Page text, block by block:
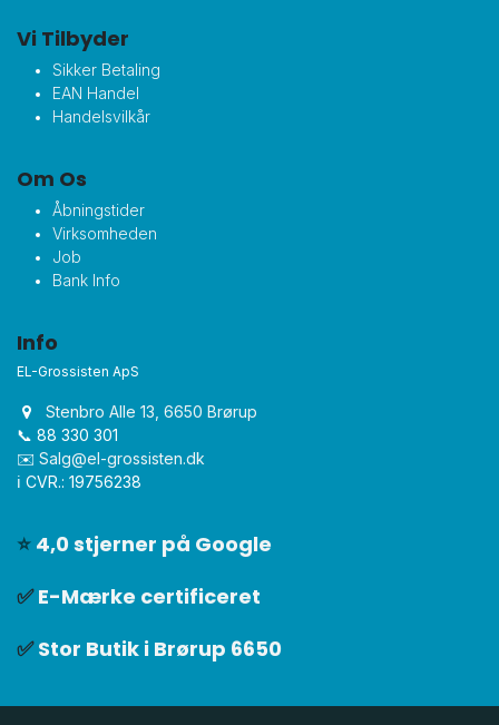
Vi Tilbyder
Sikker Betaling
EAN Handel
Handelsvilkår
Om Os
Åbningstider
Virksomheden
Job
Bank Info
Info
EL-Grossisten ApS
Stenbro Alle 13, 6650 Brørup
📞 88 330 301
✉️ Salg@el-grossisten.dk​
ℹ️ CVR.: 19756238
✅Stor Butik i Brørup 6650
⭐ 4,0 stjerner på Google
✅E-Mærke certificeret